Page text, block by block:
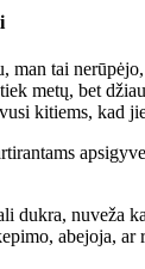
man tai
me­tų, bet
ki­tiems, kad
duk­ra, nu­ve­ža
abe­jo­ja,